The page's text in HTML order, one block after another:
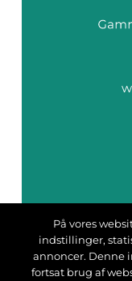
På vores
indstillinger,
annoncer. Denne
fortsat brug af